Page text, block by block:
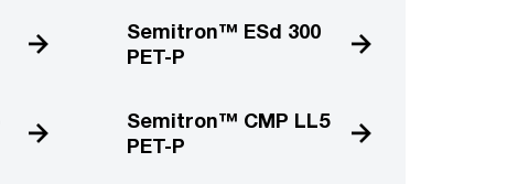
Semitron™ ESd 300
PET-P
Semitron™ CMP LL5
PET-P